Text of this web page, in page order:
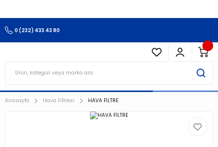
0 (232) 433 43 80
Anasayfa Hava Filtresi HAVA FİLTRE